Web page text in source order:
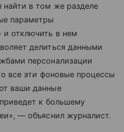
найти в том же разделе
параметры
и отключить в нем
делиться данными
персонализации
все эти фоновые процессы
ваши данные
к большему
— объяснил журналист.